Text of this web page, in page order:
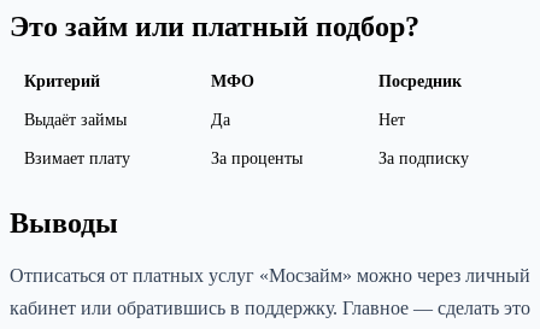
Это займ или платный подбор?
Критерий МФО Посредник
Выдаёт займы Да Нет
Взимает плату За проценты За подписку
Выводы
Отписаться от платных услуг «Мосзайм» можно через личный
кабинет или обратившись в поддержку. Главное — сделать это